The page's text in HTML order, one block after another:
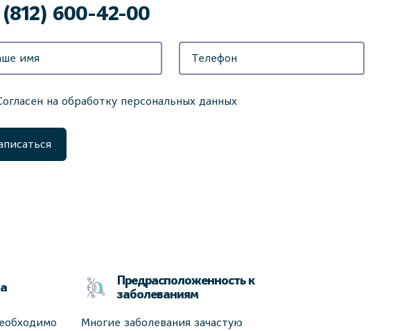
(812) 600-42-00
на обработку персональных данных
Предрасположенность к
заболеваниям
Многие заболевания зачастую